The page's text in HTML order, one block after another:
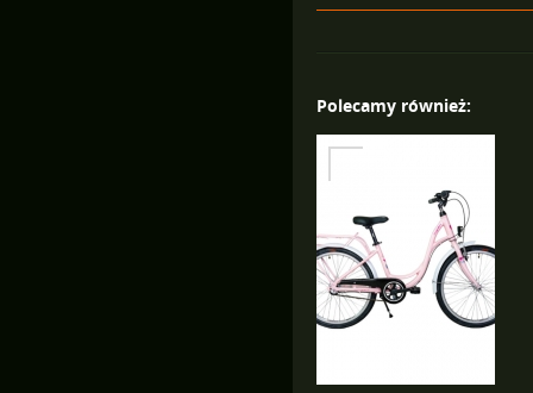
Polecamy również: